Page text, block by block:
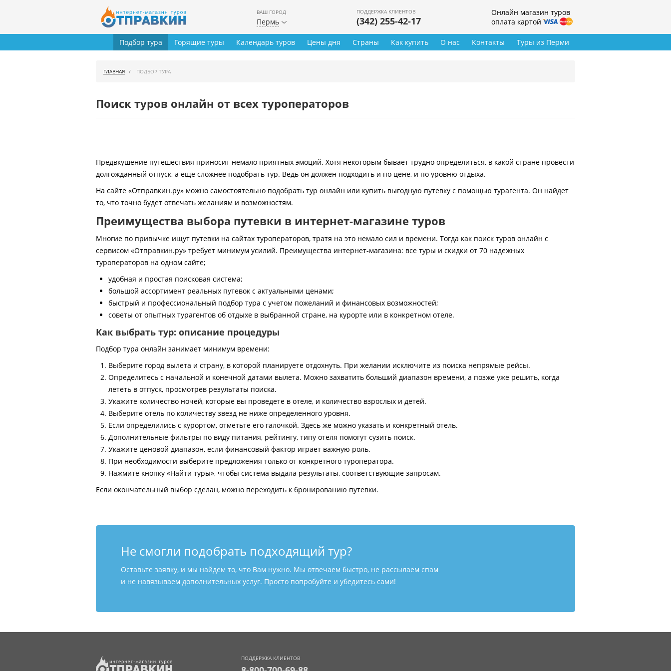
ВАШ ГОРОД
Пермь
ПОДДЕРЖКА КЛИЕНТОВ
(342) 255-42-17
Онлайн магазин туров
оплата картой
Туры из Перми
Подбор тура Горящие туры Календарь туров Цены дня Страны Как купить О нас Контакты
ГЛАВНАЯ ПОДБОР ТУРА
Поиск туров онлайн от всех туроператоров
Предвкушение путешествия приносит немало приятных эмоций. Хотя некоторым бывает трудно определиться, в какой стране провести
долгожданный отпуск, а еще сложнее подобрать тур. Ведь он должен подходить и по цене, и по уровню отдыха.
На сайте «Отправкин.ру» можно самостоятельно подобрать тур онлайн или купить выгодную путевку с помощью турагента. Он найдет
то, что точно будет отвечать желаниям и возможностям.
Преимущества выбора путевки в интернет-магазине туров
Многие по привычке ищут путевки на сайтах туроператоров, тратя на это немало сил и времени. Тогда как поиск туров онлайн с
сервисом «Отправкин.ру» требует минимум усилий. Преимущества интернет-магазина: все туры и скидки от 70 надежных
туроператоров на одном сайте;
удобная и простая поисковая система;
большой ассортимент реальных путевок с актуальными ценами;
быстрый и профессиональный подбор тура с учетом пожеланий и финансовых возможностей;
советы от опытных турагентов об отдыхе в выбранной стране, на курорте или в конкретном отеле.
Как выбрать тур: описание процедуры
Подбор тура онлайн занимает минимум времени:
Выберите город вылета и страну, в которой планируете отдохнуть. При желании исключите из поиска непрямые рейсы.
Определитесь с начальной и конечной датами вылета. Можно захватить больший диапазон времени, а позже уже решить, когда
лететь в отпуск, просмотрев результаты поиска.
Укажите количество ночей, которые вы проведете в отеле, и количество взрослых и детей.
Выберите отель по количеству звезд не ниже определенного уровня.
Если определились с курортом, отметьте его галочкой. Здесь же можно указать и конкретный отель.
Дополнительные фильтры по виду питания, рейтингу, типу отеля помогут сузить поиск.
Укажите ценовой диапазон, если финансовый фактор играет важную роль.
При необходимости выберите предложения только от конкретного туроператора.
Нажмите кнопку «Найти туры», чтобы система выдала результаты, соответствующие запросам.
Если окончательный выбор сделан, можно переходить к бронированию путевки.
Не смогли подобрать подходящий тур?
Оставьте заявку, и мы найдем то, что Вам нужно. Мы отвечаем быстро, не рассылаем спам
и не навязываем дополнительных услуг. Просто попробуйте и убедитесь сами!
ПОДДЕРЖКА КЛИЕНТОВ